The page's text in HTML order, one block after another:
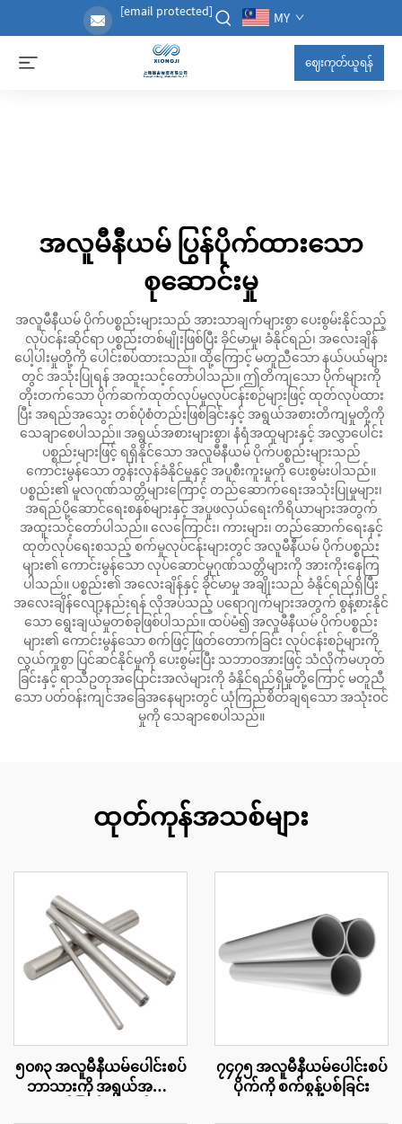
[email protected] MY
ဈေးကုတ်ယူရန်
အလူမီနီယမ် ပြွန်ပိုက်ထားသော
စုဆောင်းမှု
အလူမီနီယမ် ပိုက်ပစ္စည်းများသည် အားသာချက်များစွာ ပေးစွမ်းနိုင်သည့်
လုပ်ငန်းဆိုင်ရာ ပစ္စည်းတစ်မျိုးဖြစ်ပြီး ခိုင်မာမှု၊ ခံနိုင်ရည်၊ အလေးချိန်
ပေါ့ပါးမှုတို့ကို ပေါင်းစပ်ထားသည်။ ထို့ကြောင့် မတူညီသော နယ်ပယ်များ
တွင် အသုံးပြုရန် အထူးသင့်တော်ပါသည်။ ဤတိကျသော ပိုက်များကို
တိုးတက်သော ပိုက်ဆက်ထုတ်လုပ်မှုလုပ်ငန်းစဉ်များဖြင့် ထုတ်လုပ်ထား
ပြီး အရည်အသွေး တစ်ပုံစံတည်းဖြစ်ခြင်းနှင့် အရွယ်အစားတိကျမှုတို့ကို
သေချာစေပါသည်။ အရွယ်အစားများစွာ၊ နံရံအထူများနှင့် အလွှာပေါင်း
ပစ္စည်းများဖြင့် ရရှိနိုင်သော အလူမီနီယမ် ပိုက်ပစ္စည်းများသည်
ကောင်းမွန်သော တွန်းလှန်ခံနိုင်မှုနှင့် အပူစီးကူးမှုကို ပေးစွမ်းပါသည်။
ပစ္စည်း၏ မူလဂုဏ်သတ္တိများကြောင့် တည်ဆောက်ရေးအသုံးပြုမှုများ၊
အရည်ပို့ဆောင်ရေးစနစ်များနှင့် အပူဖလှယ်ရေးကိရိယာများအတွက်
အထူးသင့်တော်ပါသည်။ လေကြောင်း၊ ကားများ၊ တည်ဆောက်ရေးနှင့်
ထုတ်လုပ်ရေးစသည့် စက်မှုလုပ်ငန်းများတွင် အလူမီနီယမ် ပိုက်ပစ္စည်း
များ၏ ကောင်းမွန်သော လုပ်ဆောင်မှုဂုဏ်သတ္တိများကို အားကိုးနေကြ
ပါသည်။ ပစ္စည်း၏ အလေးချိန်နှင့် ခိုင်မာမှု အချိုးသည် ခံနိုင်ရည်ရှိပြီး
အလေးချိန်လျော့နည်းရန် လိုအပ်သည့် ပရောဂျက်များအတွက် စွန့်စားနိုင်
သော ရွေးချယ်မှုတစ်ခုဖြစ်ပါသည်။ ထပ်မံ၍ အလူမီနီယမ် ပိုက်ပစ္စည်း
များ၏ ကောင်းမွန်သော စက်ဖြင့် ဖြတ်တောက်ခြင်း လုပ်ငန်းစဉ်များကို
လွယ်ကူစွာ ပြင်ဆင်နိုင်မှုကို ပေးစွမ်းပြီး သဘာဝအားဖြင့် သံလိုက်မဟုတ်
ခြင်းနှင့် ရာသီဥတုအပြောင်းအလဲများကို ခံနိုင်ရည်ရှိမှုတို့ကြောင့် မတူညီ
သော ပတ်ဝန်းကျင်အခြေအနေများတွင် ယုံကြည်စိတ်ချရသော အသုံးဝင်
မှုကို သေချာစေပါသည်။
ထုတ်ကုန်အသစ်များ
၅၀၈၃ အလူမီနီယမ်ပေါင်းစပ်
ဘာသားကို အရွယ်အစား
၇၄၇၅ အလူမီနီယမ်ပေါင်းစပ်
ပိုက်ကို စက်စွန့်ပစ်ခြင်း